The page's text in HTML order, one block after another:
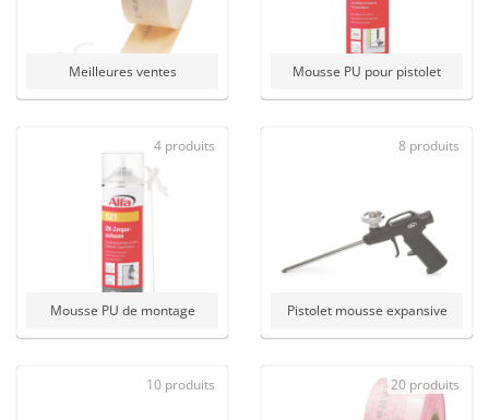
Meilleures ventes Mousse PU pour pistolet
Mousse PU de montage
4 produits
Pistolet mousse expansive
8 produits
10 produits 20 produits